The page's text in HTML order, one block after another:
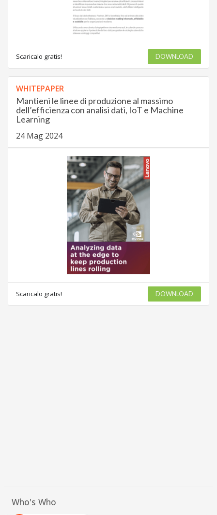
Scaricalo gratis! DOWNLOAD
WHITEPAPER
Mantieni le linee di produzione al massimo
dell’efficienza con analisi dati, IoT e Machine
Learning
24 Mag 2024
Scaricalo gratis! DOWNLOAD
Who's Who